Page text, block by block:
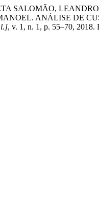
SALOMÃO,
ANÁLISE DE
l.], v. 1, n. 1, p. 55–70, 2018.